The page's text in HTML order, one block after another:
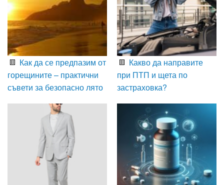
Как да се предпазим от
горещините – практични
съвети за безопасно лято
Какво да направите
при ПТП и щета по
застраховка?